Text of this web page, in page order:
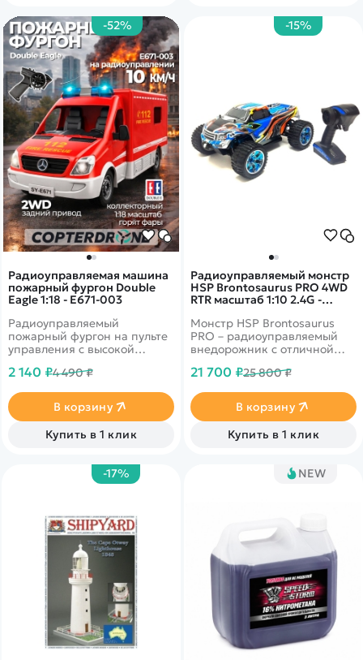
-52%
Радиоуправляемая машина
пожарный фургон Double
Eagle 1:18 - E671-003
Радиоуправляемый
пожарный фургон на пульте
управления с высокой
сине-красного цвета,
сигнализация. Боковая и
задние двери фургона
открываются. В комплекте 2
огнетушителя и пожарная
2 140 ₽4 490 ₽
В корзину
Купить в 1 клик
-15%
Радиоуправляемый монстр
HSP Brontosaurus PRO 4WD
RTR масштаб 1:10 2.4G -
Монстр HSP Brontosaurus
PRO – радиоуправляемый
внедорожник с отличной
модель 4WD RTR 2.4 G —
масштабе 1:10, имеет
прочный корпус для
увлекательных приключений
21 700 ₽25 800 ₽
В корзину
Купить в 1 клик
-17% NEW